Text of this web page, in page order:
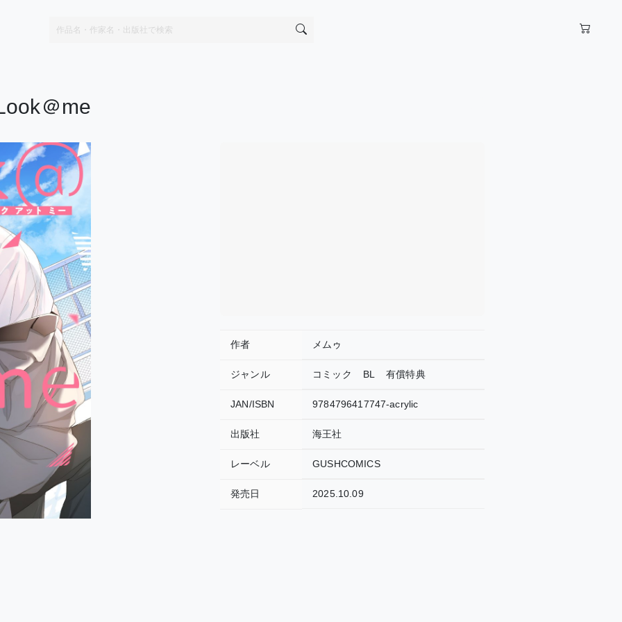
＠me
作者 メムゥ
ジャンル コミック BL 有償特典
JAN/ISBN 9784796417747-acrylic
出版社 海王社
レーベル GUSHCOMICS
発売日 2025.10.09